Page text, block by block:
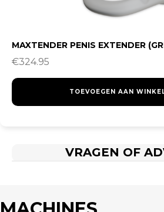
VRAGEN OF
MAXTENDER PENIS EXTENDER
€324.95
TOEVOEGEN AAN